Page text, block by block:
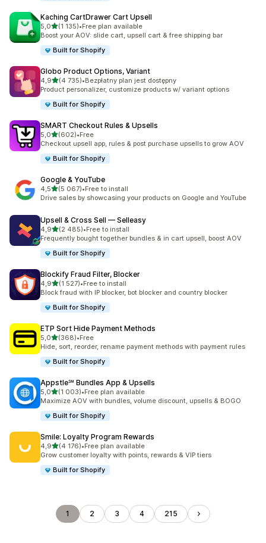
Kaching CartDrawer Cart Upsell
5,0na 5 gwiazdek
(1 135)
Łączna liczba recenzji: 1135
•Free plan available
Boost your AOV: slide cart, upsell cart & free shipping bar
Built for Shopify
Globo Product Options, Variant
4,9na 5 gwiazdek
(4 735)
Łączna liczba recenzji: 4735
•Bezpłatny plan jest dostępny
Product personalizer, customize products w/ variant options
Built for Shopify
SMART Checkout Rules & Upsells
5,0na 5 gwiazdek
(602)
Łączna liczba recenzji: 602
•Free
Checkout upsell app, rules & post purchase upsells to grow AOV
Built for Shopify
Google & YouTube
4,5na 5 gwiazdek
(5 067)
Łączna liczba recenzji: 5067
•Free to install
Drive sales by showcasing your products on Google and YouTube
Upsell & Cross Sell — Selleasy
4,9na 5 gwiazdek
(2 485)
Łączna liczba recenzji: 2485
•Free to install
Frequently bought together bundles & in cart upsell, boost AOV
Built for Shopify
Blockify Fraud Filter, Blocker
4,9na 5 gwiazdek
(1 527)
Łączna liczba recenzji: 1527
•Free to install
Block fraud with IP blocker, bot blocker and country blocker
Built for Shopify
ETP Sort Hide Payment Methods
5,0na 5 gwiazdek
(368)
Łączna liczba recenzji: 368
•Free
Hide, sort, reorder, rename payment methods with payment rules
Built for Shopify
Appstle℠ Bundles App & Upsells
5,0na 5 gwiazdek
(1 003)
Łączna liczba recenzji: 1003
•Free plan available
Maximize AOV with bundles, volume discount, upsells & BOGO
Built for Shopify
Smile: Loyalty Program Rewards
4,9na 5 gwiazdek
(4 176)
Łączna liczba recenzji: 4176
•Free plan available
Grow customer loyalty with points, rewards & VIP tiers
Built for Shopify
1 2 3 4 215